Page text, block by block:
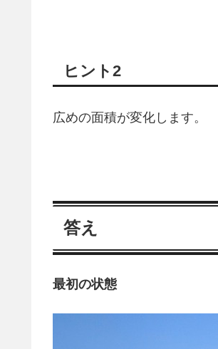
ヒント2
広めの面積が変化します。
答え
最初の状態